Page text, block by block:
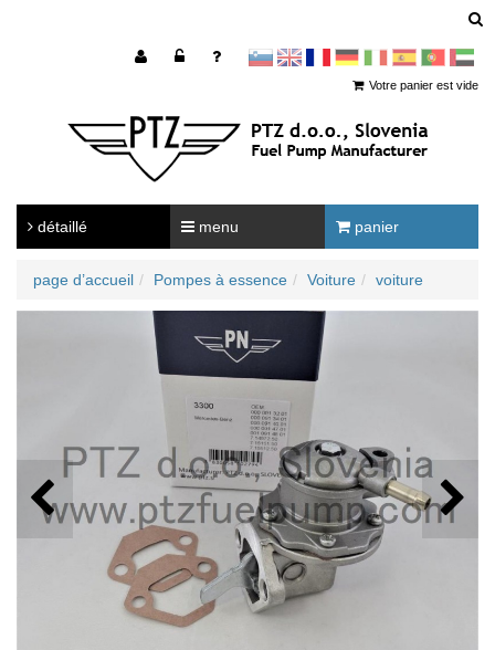
sl en francoščina
Nemščina
Italijanščina
Španščina
PortugalArabščina
Votre panier est vide
détaillé menu panier
page d’accueil Pompes à essence Voiture voiture